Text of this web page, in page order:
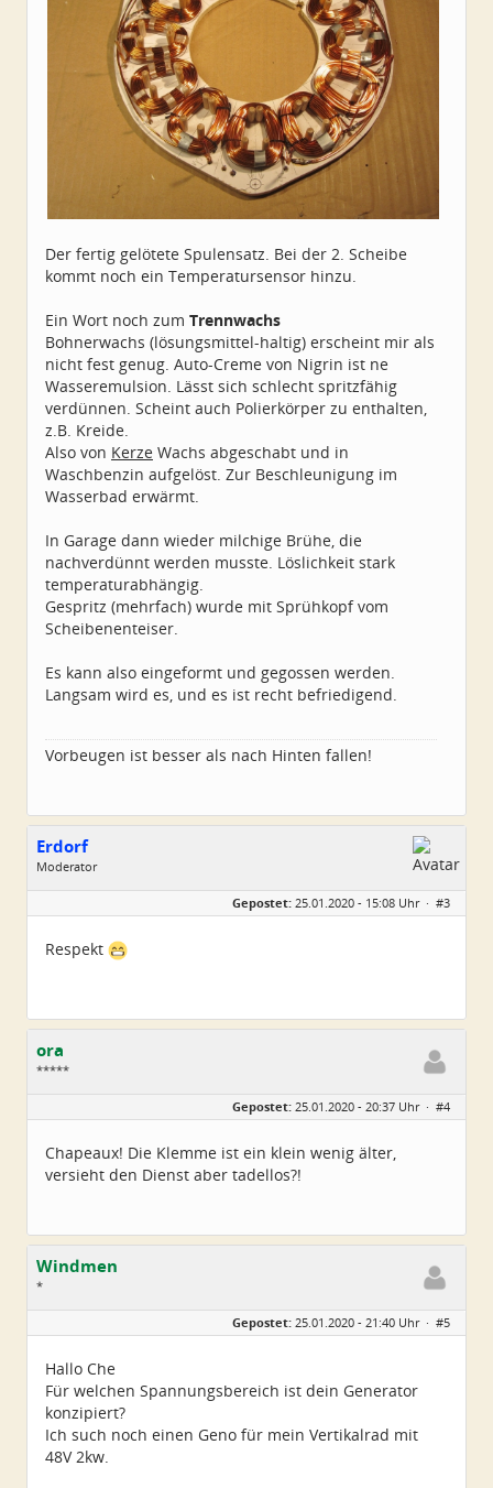
Der fertig gelötete Spulensatz. Bei der 2. Scheibe
kommt noch ein Temperatursensor hinzu.
Ein Wort noch zum Trennwachs
Bohnerwachs (lösungsmittel-haltig) erscheint mir als
nicht fest genug. Auto-Creme von Nigrin ist ne
Wasseremulsion. Lässt sich schlecht spritzfähig
verdünnen. Scheint auch Polierkörper zu enthalten,
z.B. Kreide.
Also von Kerze Wachs abgeschabt und in
Waschbenzin aufgelöst. Zur Beschleunigung im
Wasserbad erwärmt.
In Garage dann wieder milchige Brühe, die
nachverdünnt werden musste. Löslichkeit stark
temperaturabhängig.
Gespritz (mehrfach) wurde mit Sprühkopf vom
Scheibenenteiser.
Es kann also eingeformt und gegossen werden.
Langsam wird es, und es ist recht befriedigend.
Vorbeugen ist besser als nach Hinten fallen!
Erdorf
Moderator
Geschlecht:
Beiträge:
3538
Gepostet: 25.01.2020 - 15:08 Uhr · #3
Respekt
ora
*****
Beiträge:
317
Gepostet: 25.01.2020 - 20:37 Uhr · #4
Chapeaux! Die Klemme ist ein klein wenig älter,
versieht den Dienst aber tadellos?!
Windmen
*
Geschlecht:
Beiträge:
2
Gepostet: 25.01.2020 - 21:40 Uhr · #5
Hallo Che
Für welchen Spannungsbereich ist dein Generator
konzipiert?
Ich such noch einen Geno für mein Vertikalrad mit
48V 2kw.